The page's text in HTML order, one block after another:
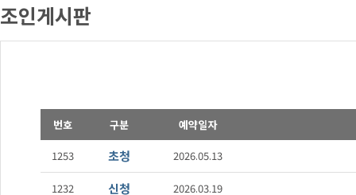
조인게시판
번호 구분 예약일자
1253 초청 2026.05.13
1232 신청 2026.03.19